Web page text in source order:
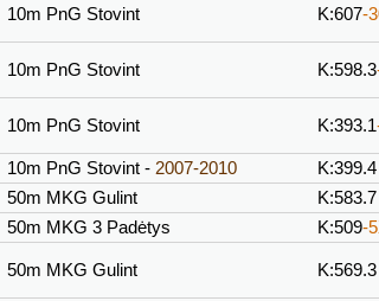
10m PnG Stovint K:607-
10m PnG Stovint K:598.3
10m PnG Stovint K:393.1
10m PnG Stovint - 2007-2010 K:399.4
50m MKG Gulint K:583.7
50m MKG 3 Padėtys K:509-
50m MKG Gulint K:569.3